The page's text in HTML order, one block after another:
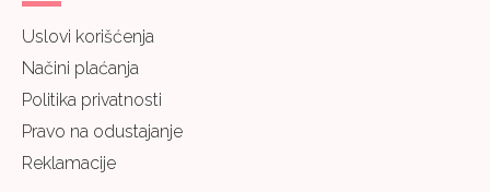
Uslovi korišćenja
Načini plaćanja
Politika privatnosti
Pravo na odustajanje
Reklamacije